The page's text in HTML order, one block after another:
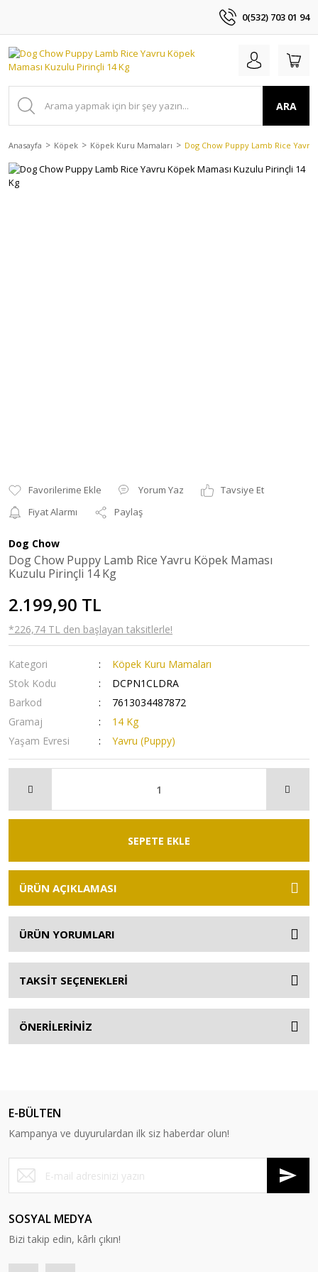
0(532) 703 01 94
ARA
Anasayfa Köpek Köpek Kuru Mamaları Dog Chow Puppy Lamb Rice
Yorum Yaz
Tavsiye Et
Fiyat Alarmı
Paylaş
Dog Chow
Dog Chow Puppy Lamb Rice Yavru Köpek Maması
Kuzulu Pirinçli 14 Kg
2.199,90 TL
*226,74 TL den başlayan taksitlerle!
Kategori
Köpek Kuru Mamaları
Stok Kodu
DCPN1CLDRA
Barkod
7613034487872
Gramaj
14 Kg
Yaşam Evresi
Yavru (Puppy)
SEPETE EKLE
ÜRÜN AÇIKLAMASI
ÜRÜN YORUMLARI
TAKSİT SEÇENEKLERİ
ÖNERİLERİNİZ
E-BÜLTEN
Kampanya ve duyurulardan ilk siz haberdar olun!
SOSYAL MEDYA
Bizi takip edin, kârlı çıkın!